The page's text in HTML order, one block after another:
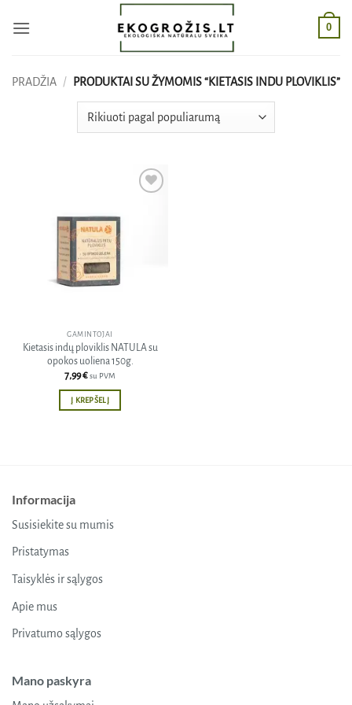
0
PRADŽIA / PRODUKTAI SU ŽYMOMIS “KIETASIS INDU PLOVIKLIS”
GAMINTOJAI
Kietasis indų ploviklis NATULA su
opokos uoliena 150g.
7,99€su PVM
Į KREPŠELĮ
Informacija
Susisiekite su mumis
Pristatymas
Taisyklės ir sąlygos
Apie mus
Privatumo sąlygos
Mano paskyra